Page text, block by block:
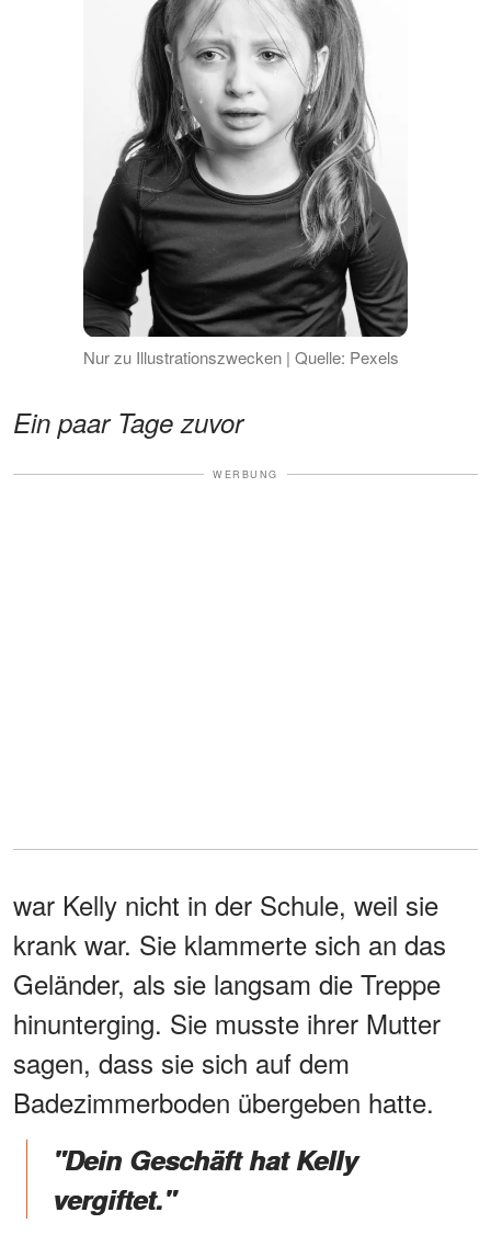
Nur zu Illustrationszwecken | Quelle: Pexels
Ein paar Tage zuvor
WERBUNG
war Kelly nicht in der Schule, weil sie
krank war. Sie klammerte sich an das
Geländer, als sie langsam die Treppe
hinunterging. Sie musste ihrer Mutter
sagen, dass sie sich auf dem
Badezimmerboden übergeben hatte.
"Dein Geschäfthat Kelly
vergiftet."